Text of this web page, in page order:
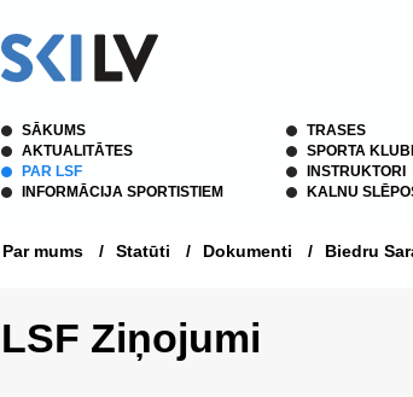
SĀKUMS
AKTUALITĀTES
PAR LSF
INFORMĀCIJA SPORTISTIEM
TRASES
SPORTA
INSTRUKTORI
KALNU
Par mums / Statūti / Dokumenti / Biedru
LSF Ziņojumi